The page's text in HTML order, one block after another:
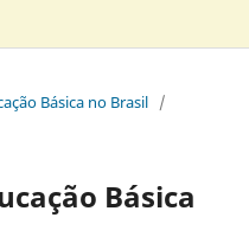
Básica no Brasil /
Básica